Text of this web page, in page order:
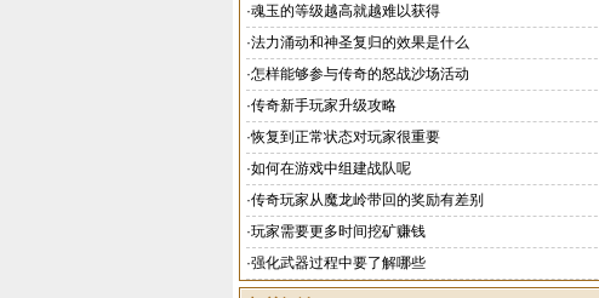
·魂玉的等级越高就越难以获得
·法力涌动和神圣复归的效果是什么
·怎样能够参与传奇的怒战沙场活动
·传奇新手玩家升级攻略
·恢复到正常状态对玩家很重要
·如何在游戏中组建战队呢
·传奇玩家从魔龙岭带回的奖励有差别
·玩家需要更多时间挖矿赚钱
·强化武器过程中要了解哪些